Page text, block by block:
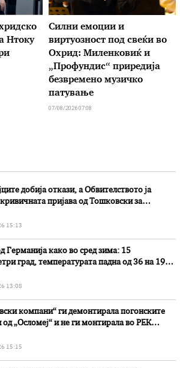
Нтоку
Силни емоции и
виртуозност под свеќи во
Охрид: Миленковиќ и
„Профундис“ приредија
безвремено музичко
патување
07/08/2026 07:08
добија откази, а Обвителството ја
пријава од Тошковски за
15:13
Германија како во сред зима: 15
град, температурата падна од 36 на 19
13:08
компани“ ги демонтирала погонските
од „Осломеј“ и не ги монтирала во РЕК
15:15